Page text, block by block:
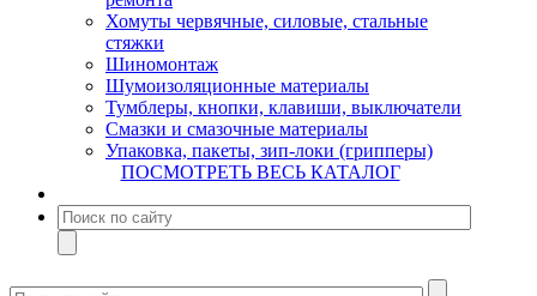
Хомуты червячные, силовые, стальные
стяжки
Шиномонтаж
Шумоизоляционные материалы
Тумблеры, кнопки, клавиши, выключатели
Смазки и смазочные материалы
Упаковка, пакеты, зип-локи (грипперы)
ПОСМОТРЕТЬ ВЕСЬ КАТАЛОГ